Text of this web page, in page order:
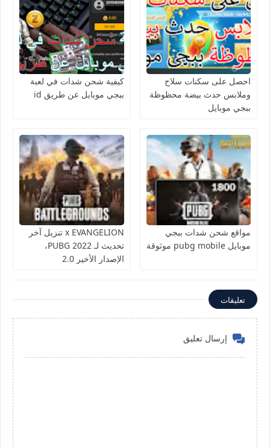
احصل على سكنات سلاح
وملابس حدث بيضة محظوظة
ببجي موبايل
كيفية شحن شدات في لعبة
ببجي موبايل عن طريق id
مواقع شحن شدات ببجي
موبايل pubg mobile موثوقة
x EVANGELION تنزيل آخر
تحديث لـ PUBG 2022،
الإصدار الأخير 2.0
تعليقات
إرسال تعليق